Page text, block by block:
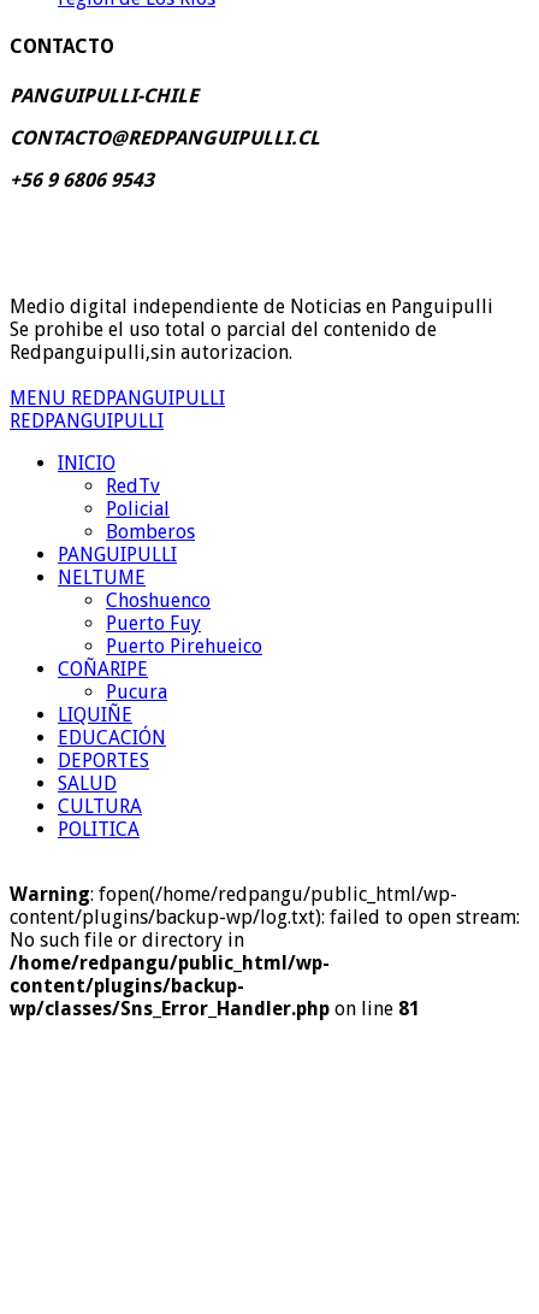
CONTACTO
PANGUIPULLI-CHILE
CONTACTO@REDPANGUIPULLI.CL
+56 9 6806 9543
Medio digital independiente de Noticias en Panguipulli
Se prohibe el uso total o parcial del contenido de
Redpanguipulli,sin autorizacion.
MENU REDPANGUIPULLI
REDPANGUIPULLI
INICIO
RedTv
Policial
Bomberos
PANGUIPULLI
NELTUME
Choshuenco
Puerto Fuy
Puerto Pirehueico
COÑARIPE
Pucura
LIQUIÑE
EDUCACIÓN
DEPORTES
SALUD
CULTURA
POLITICA
Warning: fopen(/home/redpangu/public_html/wp-
content/plugins/backup-wp/log.txt): failed to open stream:
No such file or directory in
/home/redpangu/public_html/wp-
content/plugins/backup-
wp/classes/Sns_Error_Handler.php on line 81